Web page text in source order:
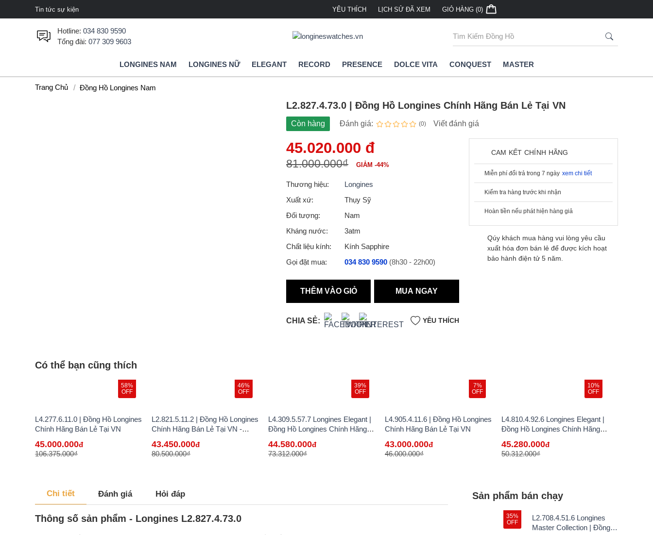
Tin tức sự kiện YÊU THÍCH LỊCH SỬ ĐÃ XEM GIỎ HÀNG (0)
Hotline: 034 830 9590
Tổng đài: 077 309 9603
LONGINES NAM LONGINES NỮ ELEGANT RECORD PRESENCE DOLCE VITA CONQUEST MASTER
Trang Chủ Đồng Hồ Longines Nam
L2.827.4.73.0 | Đồng Hồ Longines Chính Hãng Bán Lẻ Tại VN
Còn hàng Đánh giá: (0) Viết đánh giá
45.020.000 đ
81.000.000₫ GIẢM -44%
Thương hiệu:
Longines
Xuất xứ:
Thụy Sỹ
Đối tượng:
Nam
Kháng nước:
3atm
Chất liệu kính:
Kính Sapphire
Gọi đặt mua:
034 830 9590 (8h30 - 22h00)
THÊM VÀO GIỎ MUA NGAY
CHIA SẺ: YÊU THÍCH
CAM KẾT CHÍNH HÃNG
Miễn phí đổi trả trong 7 ngày xem chi tiết
Kiểm tra hàng trước khi nhận
Hoàn tiền nếu phát hiện hàng giả
Qúy khách mua hàng vui lòng yêu cầu
xuất hóa đơn bán lẻ để được kích hoạt
bảo hành điện tử 5 năm.
Có thể bạn cũng thích
58%
OFF
L4.277.6.11.0 | Đồng Hồ Longines
Chính Hãng Bán Lẻ Tại VN
45.000.000đ
106.375.000₫
46%
OFF
L2.821.5.11.2 | Đồng Hồ Longines
Chính Hãng Bán Lẻ Tại VN -
43.450.000đ
80.500.000₫
39%
OFF
L4.309.5.57.7 Longines Elegant |
Đồng Hồ Longines Chính Hãng
44.580.000đ
73.312.000₫
7%
OFF
L4.905.4.11.6 | Đồng Hồ Longines
Chính Hãng Bán Lẻ Tại VN
43.000.000đ
46.000.000₫
10%
OFF
L4.810.4.92.6 Longines Elegant |
Đồng Hồ Longines Chính Hãng
45.280.000đ
50.312.000₫
Chi tiết Đánh giá Hỏi đáp
Thông số sản phẩm - Longines L2.827.4.73.0
Sản phẩm bán chạy
35%
OFF
L2.708.4.51.6 Longines
Master Collection | Đồng